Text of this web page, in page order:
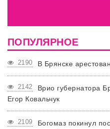
ПОПУЛЯРНОЕ
2190 В Брянске
2142
Врио губернатора
Егор Ковальчук
2109
Богомаз покинул